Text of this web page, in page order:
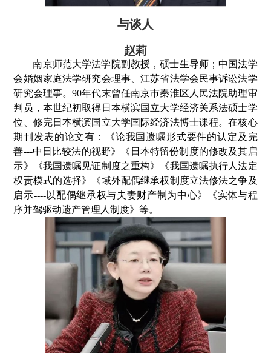
与谈人
赵莉
南京师范大学法学院副教授，硕士生导师；中国法学
会婚姻家庭法学研究会理事、江苏省法学会民事诉讼法学
研究会理事。90年代末曾任南京市秦淮区人民法院助理审
判员，本世纪初取得日本横滨国立大学经济关系法硕士学
位、修完日本横滨国立大学国际经济法博士课程。在核心
期刊发表的论文有：《论我国遗嘱形式要件的认定及完
善---中日比较法的视野》《日本特留份制度的修改及其启
示》《我国遗嘱见证制度之重构》《我国遗嘱执行人法定
权责模式的选择》《域外配偶继承权制度立法修法之争及
启示----以配偶继承权与夫妻财产制为中心》《实体与程
序并驾驱动遗产管理人制度》等。